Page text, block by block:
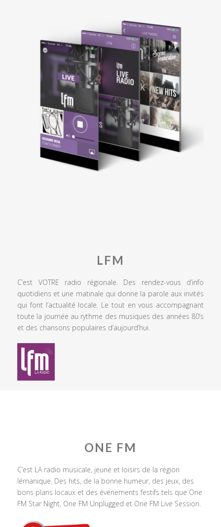
LFM
C’est VOTRE radio régionale. Des rendez-vous d’info
quotidiens et une matinale qui donne la parole aux invités
qui font l’actualité locale. Le tout en vous accompagnant
toute la journée au rythme des musiques des années 80’s
et des chansons populaires d’aujourd’hui.
ONE FM
C’est LA radio musicale, jeune et loisirs de la région
lémanique. Des hits, de la bonne humeur, des jeux, des
bons plans locaux et des événements festifs tels que One
FM Star Night, One FM Unplugged et One FM Live Session.